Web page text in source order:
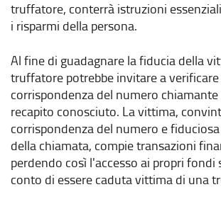
truffatore, conterrà istruzioni
i risparmi della persona.
Al fine di guadagnare la fiducia della
truffatore potrebbe invitare a
corrispondenza del numero
recapito conosciuto. La vittima,
corrispondenza del numero e
della chiamata, compie transazioni
perdendo così l'accesso ai propri fondi
conto di essere caduta vittima di una